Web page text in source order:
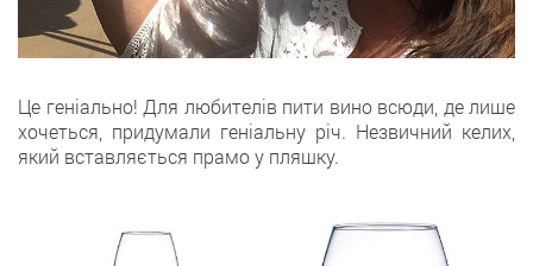
Це геніально! Для любителів пити вино всюди, де лише
хочеться, придумали геніальну річ. Незвичний келих,
який вставляється прамо у пляшку.